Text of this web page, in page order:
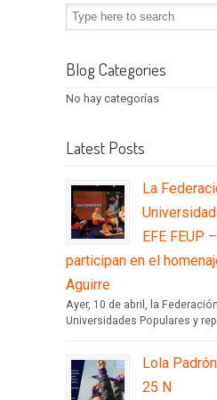
Blog Categories
No hay categorías
Latest Posts
La
EFE FEUP
participan en el
Aguirre
Ayer, 10 de abril, la
Universidades Populares y
Lola
25 N